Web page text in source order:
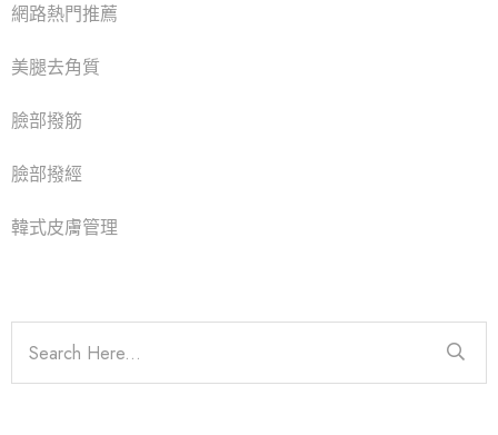
網路熱門推薦
美腿去角質
臉部撥筋
臉部撥經
韓式皮膚管理